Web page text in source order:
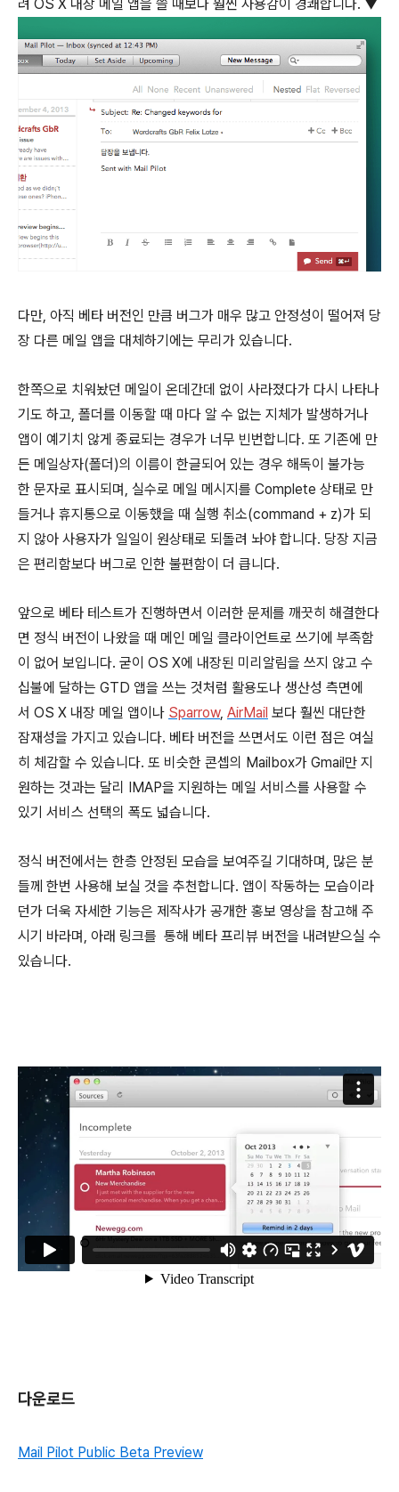
려 OS X 내장 메일 앱을 쓸 때보다 훨씬 사용감이 경쾌합니다. ▼
다만, 아직 베타 버전인 만큼 버그가 매우 많고 안정성이 떨어져 당
장 다른 메일 앱을 대체하기에는 무리가 있습니다.
한쪽으로 치워놨던 메일이 온데간데 없이 사라졌다가 다시 나타나
기도 하고, 폴더를 이동할 때 마다 알 수 없는 지체가 발생하거나
앱이 예기치 않게 종료되는 경우가 너무 빈번합니다. 또 기존에 만
든 메일상자(폴더)의 이름이 한글되어 있는 경우 해독이 불가능
한 문자로 표시되며, 실수로 메일 메시지를 Complete 상태로 만
들거나 휴지통으로 이동했을 때 실행 취소(command + z)가 되
지 않아 사용자가 일일이 원상태로 되돌려 놔야 합니다. 당장 지금
은 편리함보다 버그로 인한 불편함이 더 큽니다.
앞으로 베타 테스트가 진행하면서 이러한 문제를 깨끗히 해결한다
면 정식 버전이 나왔을 때 메인 메일 클라이언트로 쓰기에 부족함
이 없어 보입니다. 굳이 OS X에 내장된 미리알림을 쓰지 않고 수
십불에 달하는 GTD 앱을 쓰는 것처럼 활용도나 생산성 측면에
서 OS X 내장 메일 앱이나 Sparrow, AirMail 보다 훨씬 대단한
잠재성을 가지고 있습니다. 베타 버전을 쓰면서도 이런 점은 여실
히 체감할 수 있습니다. 또 비슷한 콘셉의 Mailbox가 Gmail만 지
원하는 것과는 달리 IMAP을 지원하는 메일 서비스를 사용할 수
있기 서비스 선택의 폭도 넓습니다.
정식 버전에서는 한층 안정된 모습을 보여주길 기대하며, 많은 분
들께 한번 사용해 보실 것을 추천합니다. 앱이 작동하는 모습이라
던가 더욱 자세한 기능은 제작사가 공개한 홍보 영상을 참고해 주
시기 바라며, 아래 링크를 통해 베타 프리뷰 버전을 내려받으실 수
있습니다.
다운로드
Mail Pilot Public Beta Preview